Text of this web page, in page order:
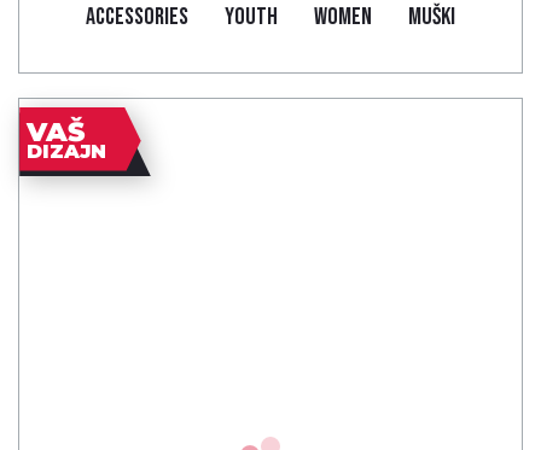
ACCESSORIES YOUTH WOMEN MUŠKI
VAŠ
DIZAJN